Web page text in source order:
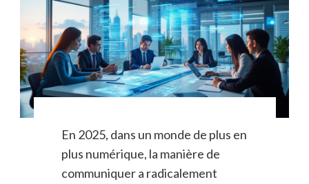
En 2025, dans un monde de plus en
plus numérique, la manière de
communiquer a radicalement